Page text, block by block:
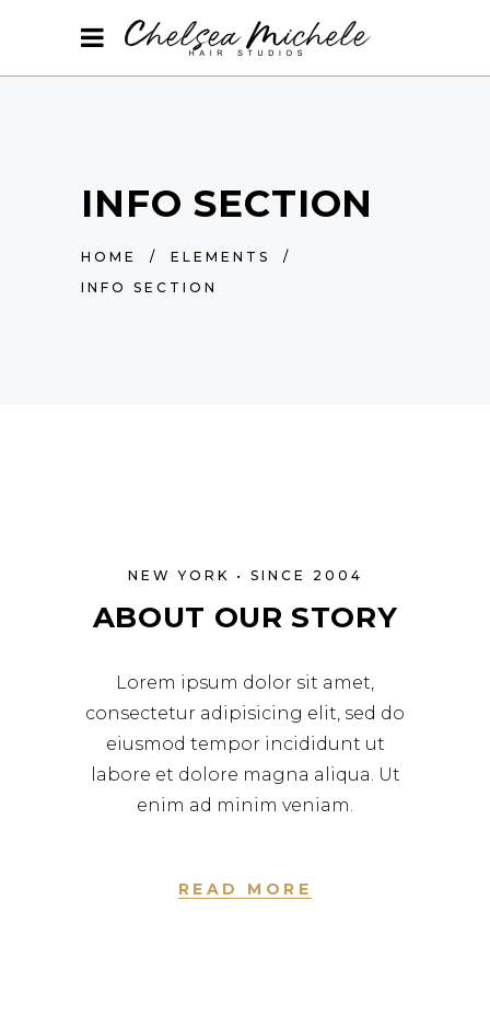
INFO SECTION
HOME / ELEMENTS
/
INFO SECTION
NEW YORK • SINCE 2004
ABOUT OUR STORY
Lorem ipsum dolor sit amet,
consectetur adipisicing elit, sed do
eiusmod tempor incididunt ut
labore et dolore magna aliqua. Ut
enim ad minim veniam.
READ MORE